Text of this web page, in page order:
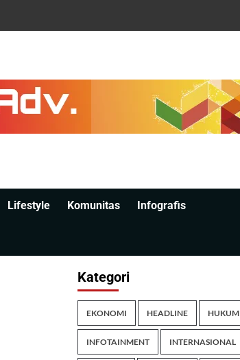
Lifestyle Komunitas Infografis
Kategori
EKONOMI HEADLINE HUKUM
INFOTAINMENT INTERNASIONAL